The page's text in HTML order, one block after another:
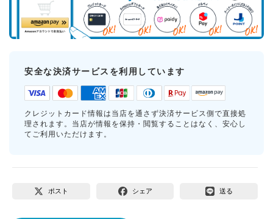
安全な決済サービスを利用しています
クレジットカード情報は当店を通さず決済サービス側で直接処
理されます。当店が情報を保持・閲覧することはなく、安心し
てご利用いただけます。
ポスト シェア 送る